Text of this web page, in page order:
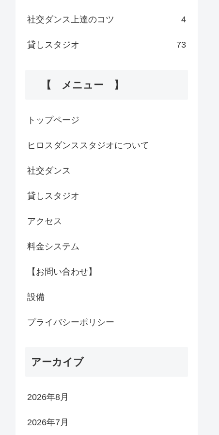
社交ダンス上達のコツ 4
貸しスタジオ 73
【 メニュー 】
トップページ
ヒロスダンススタジオについて
社交ダンス
貸しスタジオ
アクセス
料金システム
【お問い合わせ】
設備
プライバシーポリシー
アーカイブ
2026年8月
2026年7月